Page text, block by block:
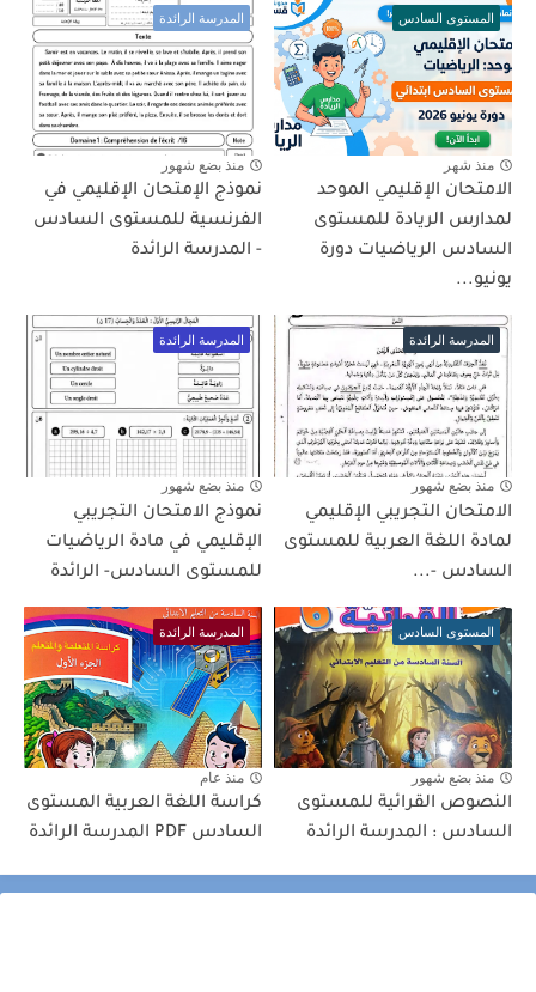
المستوى السادس
منذ شهر
الامتحان الإقليمي الموحد
لمدارس الريادة للمستوى
السادس الرياضيات دورة
يونيو...
المدرسة الرائدة
منذ بضع شهور
نموذج الإمتحان الإقليمي في
الفرنسية للمستوى السادس
- المدرسة الرائدة
المدرسة الرائدة
منذ بضع شهور
الامتحان التجريبي الإقليمي
لمادة اللغة العربية للمستوى
السادس -...
المدرسة الرائدة
منذ بضع شهور
نموذج الامتحان التجريبي
الإقليمي في مادة الرياضيات
للمستوى السادس- الرائدة
المستوى السادس
منذ بضع شهور
النصوص القرائية للمستوى
السادس : المدرسة الرائدة
المدرسة الرائدة
منذ عام
كراسة اللغة العربية المستوى
السادس PDF المدرسة الرائدة